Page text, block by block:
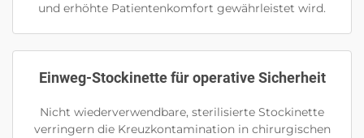
und erhöhte Patientenkomfort gewährleistet wird.
Einweg-Stockinette für operative Sicherheit
Nicht wiederverwendbare, sterilisierte Stockinette
verringern die Kreuzkontamination in chirurgischen